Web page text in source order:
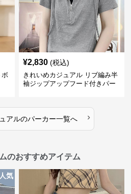
ボ
¥2,830 (税込)
きれいめカジュアル リブ編み半
袖ジップアップフード付きパー
アルのパーカー一覧へ ›
のおすすめアイテム
人気